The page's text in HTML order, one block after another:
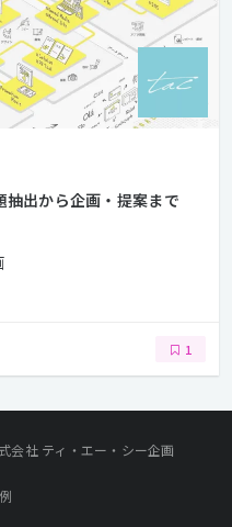
抽出から企画・提案まで
1
会社 ティ・エー・シー企画